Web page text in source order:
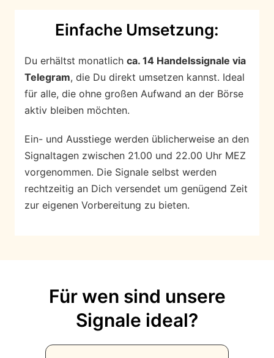
Einfache Umsetzung:
Du erhältst monatlich ca. 14 Handelssignale via
Telegram, die Du direkt umsetzen kannst. Ideal
für alle, die ohne großen Aufwand an der Börse
aktiv bleiben möchten.
Ein- und Ausstiege werden üblicherweise an den
Signaltagen zwischen 21.00 und 22.00 Uhr MEZ
vorgenommen. Die Signale selbst werden
rechtzeitig an Dich versendet um genügend Zeit
zur eigenen Vorbereitung zu bieten.
Für wen sind unsere
Signale ideal?